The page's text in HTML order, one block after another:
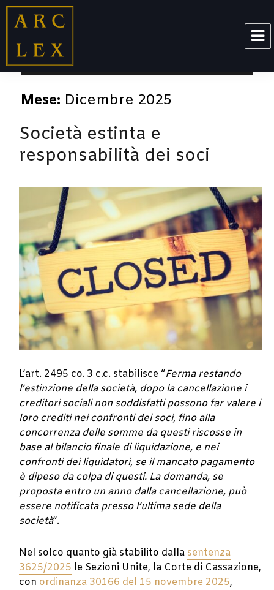
ARCLEX
Mese: Dicembre 2025
Società estinta e
responsabilità dei soci
L’art. 2495 co. 3 c.c. stabilisce “Ferma restando
l’estinzione della società, dopo la cancellazione i
creditori sociali non soddisfatti possono far valere i
loro crediti nei confronti dei soci, fino alla
concorrenza delle somme da questi riscosse in
base al bilancio finale di liquidazione, e nei
confronti dei liquidatori, se il mancato pagamento
è dipeso da colpa di questi. La domanda, se
proposta entro un anno dalla cancellazione, può
essere notificata presso l’ultima sede della
società”.
Nel solco quanto già stabilito dalla sentenza
3625/2025 le Sezioni Unite, la Corte di Cassazione,
con ordinanza 30166 del 15 novembre 2025,